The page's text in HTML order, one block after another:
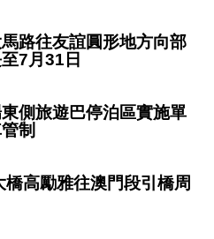
路往友誼圓形地方向部
7月31日
側旅遊巴停泊區實施單
制
高勵雅往澳門段引橋周